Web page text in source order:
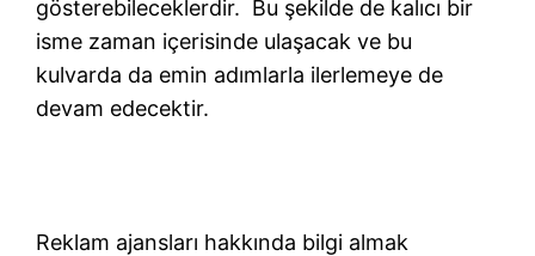
gösterebileceklerdir. Bu şekilde de kalıcı bir
isme zaman içerisinde ulaşacak ve bu
kulvarda da emin adımlarla ilerlemeye de
devam edecektir.
Reklam ajansları hakkında bilgi almak